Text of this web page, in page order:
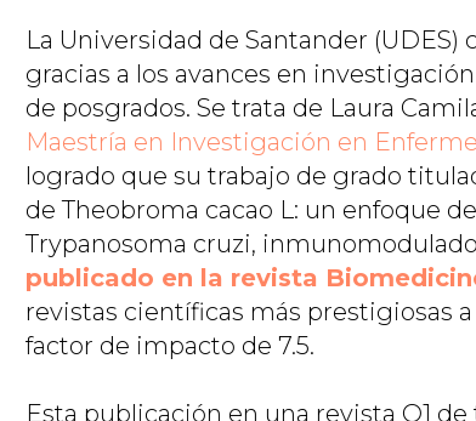
La Universidad de Santander
gracias a los avances en
de posgrados. Se trata de Laura
Maestría en Investigación en
logrado que su trabajo de grado
de Theobroma cacao L: un enfoque
Trypanosoma cruzi,
publicado en la revista
revistas científicas más prestigiosas
factor de impacto de 7.5.
Esta publicación en una revista Q1